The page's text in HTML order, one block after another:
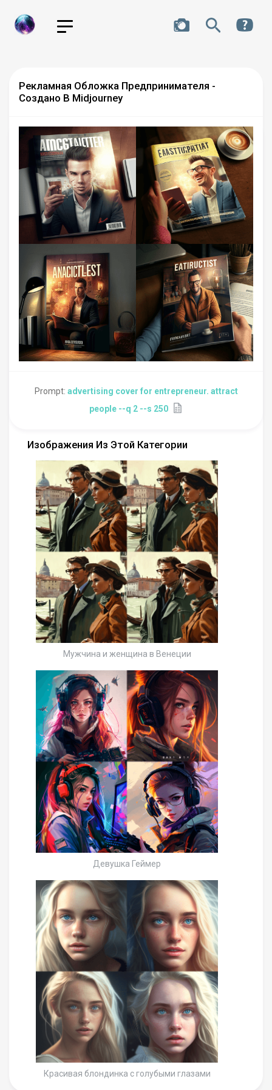
Рекламная Обложка Предпринимателя -
Создано В Midjourney
Prompt: advertising cover for entrepreneur. attract
people --q 2 --s 250
Изображения Из Этой Категории
Мужчина и женщина в Венеции
Девушка Геймер
Красивая блондинка с голубыми глазами